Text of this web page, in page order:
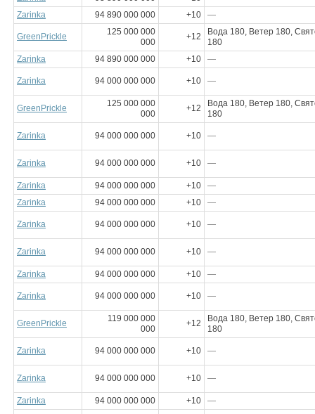
Zarinka
94 890 000 000 +10 —
GreenPrickle
125 000 000
000
+12
Вода 180, Ветер 180,
180
Zarinka
94 890 000 000 +10 —
Zarinka 94 000 000 000 +10 —
GreenPrickle
125 000 000
000
+12
Вода 180, Ветер 180,
180
Zarinka 94 000 000 000 +10 —
Zarinka 94 000 000 000 +10 —
Zarinka 94 000 000 000 +10
—
Zarinka
94 000 000 000 +10 —
Zarinka 94 000 000 000 +10 —
Zarinka 94 000 000 000 +10 —
Zarinka 94 000 000 000 +10 —
Zarinka 94 000 000 000 +10 —
GreenPrickle
119 000 000
000
+12
Вода 180, Ветер 180,
180
Zarinka 94 000 000 000 +10 —
Zarinka 94 000 000 000 +10 —
Zarinka 94 000 000 000 +10 —